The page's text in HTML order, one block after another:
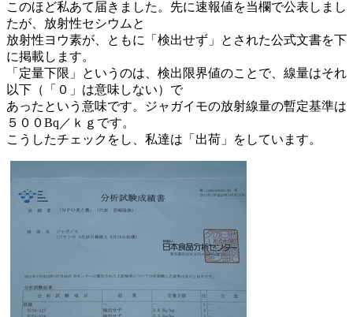
このほど私あて届きました。先に速報値を当欄で公表しまし
たが、放射性セシウムと
放射性ヨウ素が、ともに「検出せず」とされた公式文書を下
に掲載します。
「定量下限」というのは、検出限界値のことで、線量はそれ
以下（「０」は意味しない）で
あったという意味です。ジャガイモの放射線量の暫定基準は
５００Bq／ｋｇです。
こうしたチェックをし、私達は「出荷」をしています。